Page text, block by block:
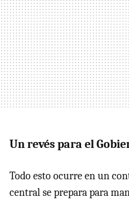
Un revés para el
Todo esto ocurre en un
central se prepara para